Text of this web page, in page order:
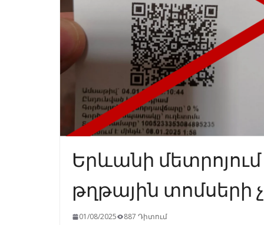
Երևանի
թղթային
01/08/2025 887 Դիտում